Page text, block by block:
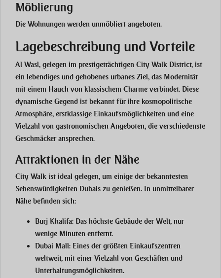
Möblierung
Die Wohnungen werden unmöbliert angeboten.
Lagebeschreibung und Vorteile
Al Wasl, gelegen im prestigeträchtigen City Walk District, ist
ein lebendiges und gehobenes urbanes Ziel, das Modernität
mit einem Hauch von klassischem Charme verbindet. Diese
dynamische Gegend ist bekannt für ihre kosmopolitische
Atmosphäre, erstklassige Einkaufsmöglichkeiten und eine
Vielzahl von gastronomischen Angeboten, die verschiedenste
Geschmäcker ansprechen.
Attraktionen in der Nähe
City Walk ist ideal gelegen, um einige der bekanntesten
Sehenswürdigkeiten Dubais zu genießen. In unmittelbarer
Nähe befinden sich:
Burj Khalifa: Das höchste Gebäude der Welt, nur
wenige Minuten entfernt.
Dubai Mall: Eines der größten Einkaufszentren
weltweit, mit einer Vielzahl von Geschäften und
Unterhaltungsmöglichkeiten.